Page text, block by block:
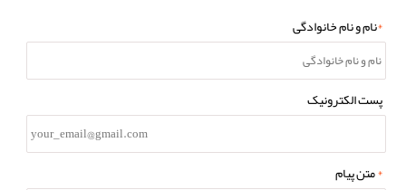
*نام و نام خانوادگی
پست الکترونیک
*متن پیام